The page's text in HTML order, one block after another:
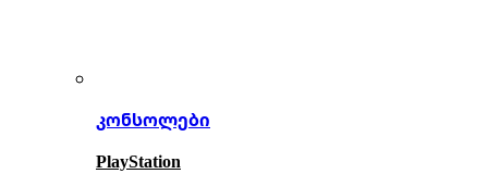
კონსოლები
PlayStation